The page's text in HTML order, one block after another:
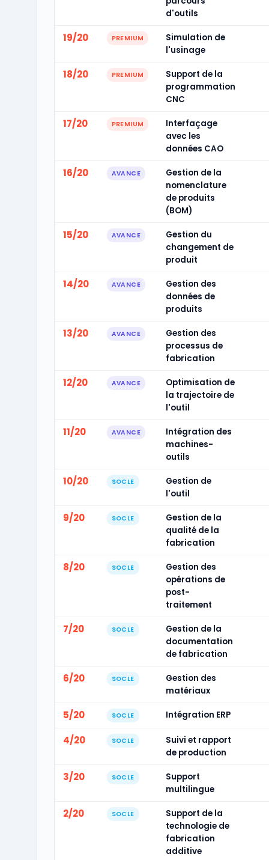
d'outils
19/20 PREMIUM
Simulation de
l'usinage
18/20 PREMIUM
Support de la
programmation
CNC
17/20 PREMIUM
Interfaçage
avec les
données CAO
16/20 AVANCE
Gestion de la
nomenclature
de produits
(BOM)
15/20 AVANCE
Gestion du
changement de
produit
14/20 AVANCE
Gestion des
données de
produits
13/20 AVANCE
Gestion des
processus de
fabrication
12/20 AVANCE
Optimisation de
la trajectoire de
l'outil
11/20 AVANCE
Intégration des
machines-
outils
10/20 SOCLE
Gestion de
l'outil
9/20 SOCLE
Gestion de la
qualité de la
fabrication
8/20 SOCLE
Gestion des
opérations de
post-
traitement
7/20 SOCLE
Gestion de la
documentation
de fabrication
6/20 SOCLE
Gestion des
matériaux
5/20 SOCLE Intégration ERP
4/20 SOCLE
Suivi et rapport
de production
3/20 SOCLE
Support
multilingue
2/20 SOCLE
Support de la
technologie de
fabrication
additive